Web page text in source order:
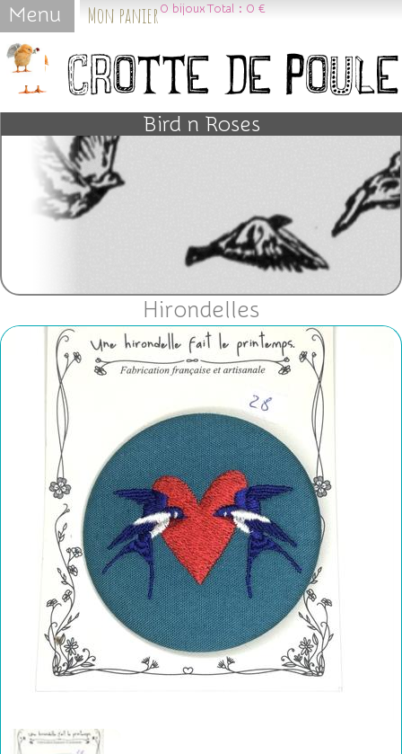
Jump to navigation
Mon panier0 bijouxTotal : 0 €
Hirondelles
Bird n Roses
Menu